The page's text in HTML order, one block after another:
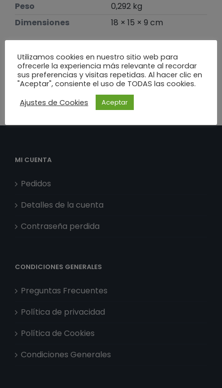
Peso
0,292 kg
Dimensiones
18 × 15 × 9 cm
Te puede interesar
MI CUENTA
Pedidos
Detalles de la cuenta
Contraseña perdida
CONDICIONES GENERALES
Preguntas Frecuentes
Política de privacidad
Política de Cookies
Condiciones Generales
Utilizamos cookies en nuestro sitio web para
ofrecerle la experiencia más relevante al recordar
sus preferencias y visitas repetidas. Al hacer clic en
"Aceptar", consiente el uso de TODAS las cookies.
Ajustes de Cookies
Aceptar